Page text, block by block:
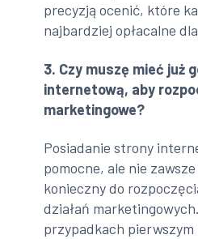
precyzją ocenić, które
najbardziej opłacalne
3. Czy muszę mieć już
internetową, aby
marketingowe?
Posiadanie strony
pomocne, ale nie
konieczny do
działań
przypadkach pierwszym